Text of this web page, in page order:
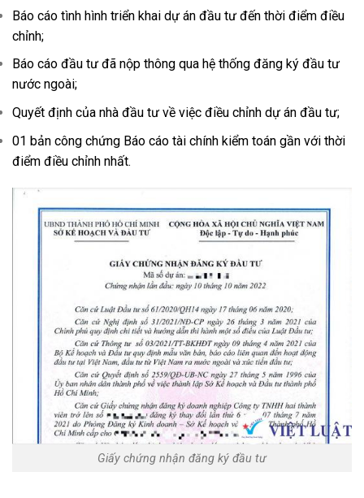
Báo cáo tình hình triển khai dự án đầu tư đến thời điểm điều
chỉnh;
Báo cáo đầu tư đã nộp thông qua hệ thống đăng ký đầu tư
nước ngoài;
Quyết định của nhà đầu tư về việc điều chỉnh dự án đầu tư;
01 bản công chứng Báo cáo tài chính kiểm toán gần với thời
điểm điều chỉnh nhất.
Giấy chứng nhận đăng ký đầu tư